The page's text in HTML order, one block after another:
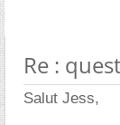
Re :
Salut Jess,